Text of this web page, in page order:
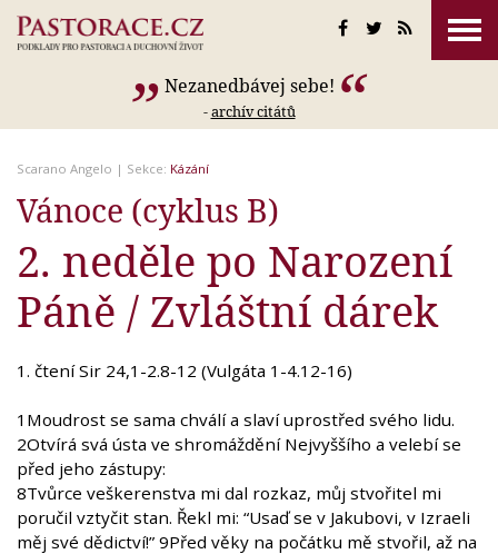
Nezanedbávej sebe!
-archív citátů
Scarano Angelo | Sekce: Kázání
Vánoce (cyklus B)
2. neděle po Narození
Páně / Zvláštní dárek
1. čtení Sir 24,1-2.8-12 (Vulgáta 1-4.12-16)
1Moudrost se sama chválí a slaví uprostřed svého lidu.
2Otvírá svá ústa ve shromáždění Nejvyššího a velebí se
před jeho zástupy:
8Tvůrce veškerenstva mi dal rozkaz, můj stvořitel mi
poručil vztyčit stan. Řekl mi: “Usaď se v Jakubovi, v Izraeli
měj své dědictví!” 9Před věky na počátku mě stvořil, až na